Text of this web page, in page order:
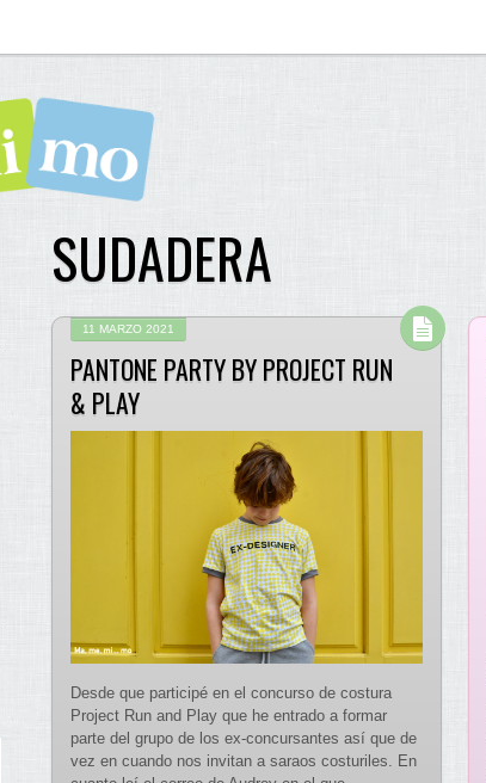
SUDADERA
11 MARZO 2021
PANTONE PARTY BY PROJECT RUN
& PLAY
Desde que participé en el concurso de costura
Project Run and Play que he entrado a formar
parte del grupo de los ex-concursantes así que de
vez en cuando nos invitan a saraos costuriles. En